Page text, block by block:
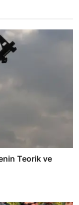
Teorik ve